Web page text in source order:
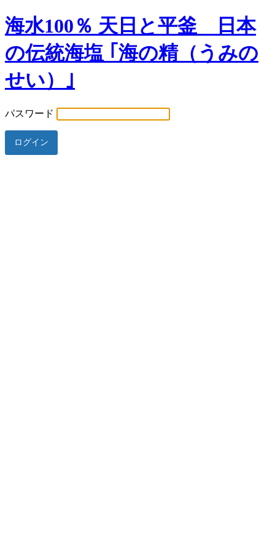
海水100％ 天日と平釜 日本
の伝統海塩 ｢海の精（うみの
せい）｣
パスワード